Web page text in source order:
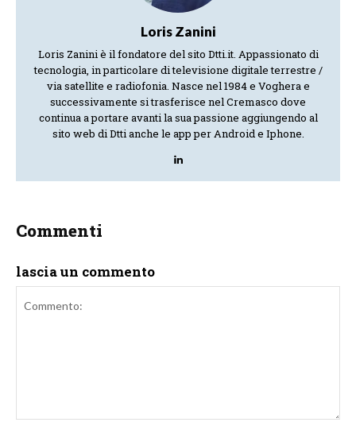
Loris Zanini
Loris Zanini è il fondatore del sito Dtti.it. Appassionato di
tecnologia, in particolare di televisione digitale terrestre /
via satellite e radiofonia. Nasce nel 1984 e Voghera e
successivamente si trasferisce nel Cremasco dove
continua a portare avanti la sua passione aggiungendo al
sito web di Dtti anche le app per Android e Iphone.
Commenti
lascia un commento